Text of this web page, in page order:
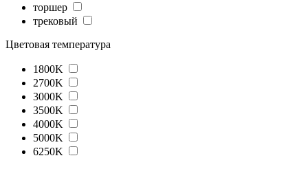
торшер
трековый
Цветовая температура
1800K
2700K
3000K
3500K
4000K
5000K
6250K